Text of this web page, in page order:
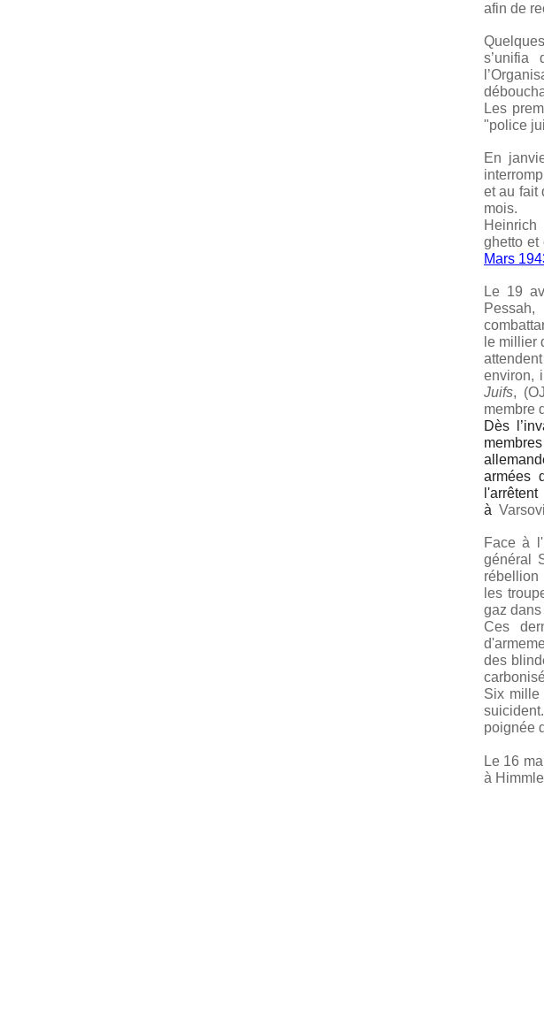
afin de
s’unifia
Les
"police
En
et au fait
mois.
Heinrich
ghetto
Mars
Le 19
Pessah,
le millier
environ,
Juifs,
membre
Dès
armées
à
Face à
général
rébellion
les
gaz
Ces
des
Six mille
poignée
Le 16
à